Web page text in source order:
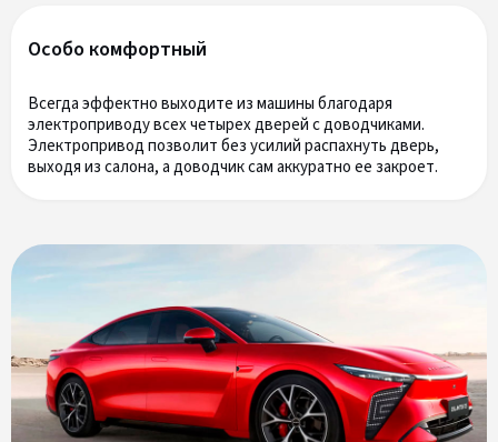
Особо комфортный
Всегда эффектно выходите из машины благодаря
электроприводу всех четырех дверей с доводчиками.
Электропривод позволит без усилий распахнуть дверь,
выходя из салона, а доводчик сам аккуратно ее закроет.